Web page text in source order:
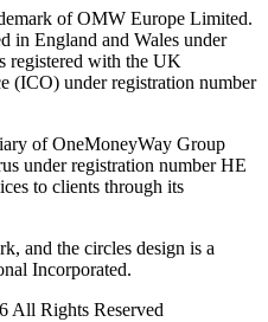
of OMW Europe Limited.
in England and Wales under
registered with the UK
(ICO) under registration number
of OneMoneyWay Group
under registration number ΗΕ
to clients through its
and the circles design is a
Incorporated.
All Rights Reserved